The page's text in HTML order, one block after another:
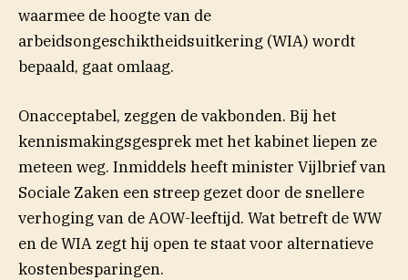
waarmee de hoogte van de
arbeidsongeschiktheidsuitkering (WIA) wordt
bepaald, gaat omlaag.
Onacceptabel, zeggen de vakbonden. Bij het
kennismakingsgesprek met het kabinet liepen ze
meteen weg. Inmiddels heeft minister Vijlbrief van
Sociale Zaken een streep gezet door de snellere
verhoging van de AOW-leeftijd. Wat betreft de WW
en de WIA zegt hij open te staat voor alternatieve
kostenbesparingen.